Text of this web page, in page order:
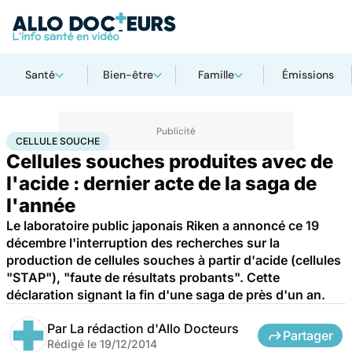
Santé Bien-être Famille Émissions
AccueilSantéMaladies Cellule souche
CELLULE SOUCHE
Cellules souches produites avec de
l'acide : dernier acte de la saga de
l'année
Le laboratoire public japonais Riken a annoncé ce 19
décembre l'interruption des recherches sur la
production de cellules souches à partir d'acide (cellules
"STAP"), "faute de résultats probants". Cette
déclaration signant la fin d'une saga de près d'un an.
Par La rédaction d'Allo Docteurs
Rédigé le 19/12/2014
Partager